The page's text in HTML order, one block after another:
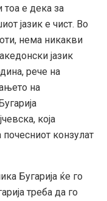
тоа е дека за
јазик е чист. Во
нема никакви
јазик
рече на
на
која
конзулат
Бугарија ќе го
треба да го